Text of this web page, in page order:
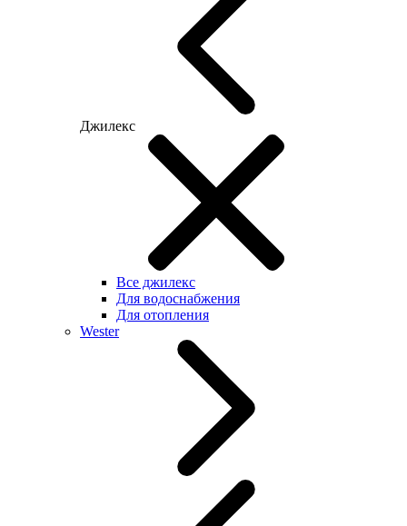
Джилекс
Все джилекс
Для водоснабжения
Для отопления
Wester